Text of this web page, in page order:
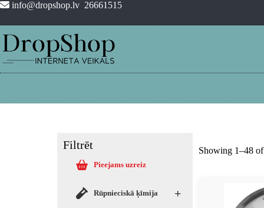
info@dropshop.lv 26661515
Filtrēt
Pieejams uzreiz
+
Rūpnieciskā ķīmija
Showing 1–48